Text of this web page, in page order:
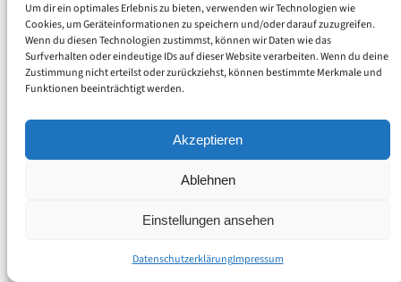
Um dir ein optimales Erlebnis zu bieten, verwenden wir Technologien wie
Cookies, um Geräteinformationen zu speichern und/oder darauf zuzugreifen.
Wenn du diesen Technologien zustimmst, können wir Daten wie das
Surfverhalten oder eindeutige IDs auf dieser Website verarbeiten. Wenn du deine
Zustimmung nicht erteilst oder zurückziehst, können bestimmte Merkmale und
Funktionen beeinträchtigt werden.
Akzeptieren
Ablehnen
Einstellungen ansehen
DatenschutzerklärungImpressum
Sie müssen sichanmelden, um auf diesen
Bereich zugreifen zu können. Noch kein
Mitglied?Hier geht es zur Registrierung.
© 2023–2026 CNET RNR